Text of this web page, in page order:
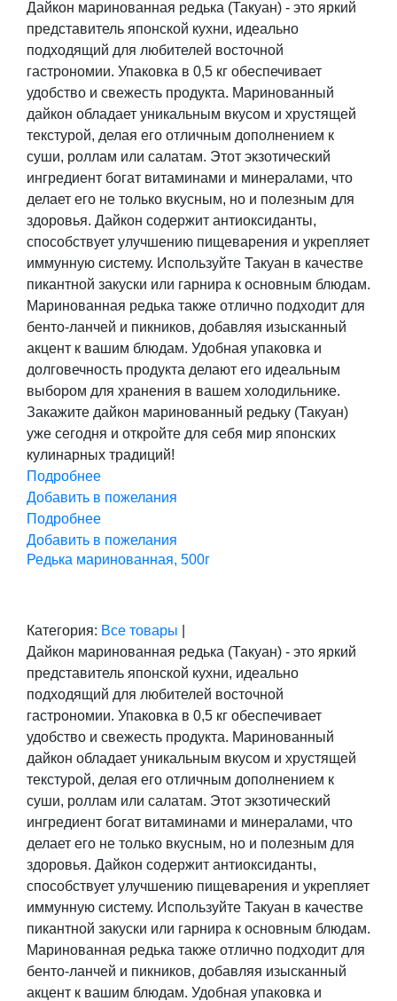
составляла
237,00 ₽.
190,00 ₽.
Дайкон маринованная редька (Такуан) - это яркий
представитель японской кухни, идеально
подходящий для любителей восточной
гастрономии. Упаковка в 0,5 кг обеспечивает
удобство и свежесть продукта. Маринованный
дайкон обладает уникальным вкусом и хрустящей
текстурой, делая его отличным дополнением к
суши, роллам или салатам. Этот экзотический
ингредиент богат витаминами и минералами, что
делает его не только вкусным, но и полезным для
здоровья. Дайкон содержит антиоксиданты,
способствует улучшению пищеварения и укрепляет
иммунную систему. Используйте Такуан в качестве
пикантной закуски или гарнира к основным блюдам.
Маринованная редька также отлично подходит для
бенто-ланчей и пикников, добавляя изысканный
акцент к вашим блюдам. Удобная упаковка и
долговечность продукта делают его идеальным
выбором для хранения в вашем холодильнике.
Закажите дайкон маринованный редьку (Такуан)
уже сегодня и откройте для себя мир японских
кулинарных традиций!
Подробнее
Добавить в пожелания
Подробнее
Добавить в пожелания
Редька маринованная, 500г
Категория: Все товары
Дайкон маринованная редька (Такуан) - это яркий
представитель японской кухни, идеально
подходящий для любителей восточной
гастрономии. Упаковка в 0,5 кг обеспечивает
удобство и свежесть продукта. Маринованный
дайкон обладает уникальным вкусом и хрустящей
текстурой, делая его отличным дополнением к
суши, роллам или салатам. Этот экзотический
ингредиент богат витаминами и минералами, что
делает его не только вкусным, но и полезным для
здоровья. Дайкон содержит антиоксиданты,
способствует улучшению пищеварения и укрепляет
иммунную систему. Используйте Такуан в качестве
пикантной закуски или гарнира к основным блюдам.
Маринованная редька также отлично подходит для
бенто-ланчей и пикников, добавляя изысканный
акцент к вашим блюдам. Удобная упаковка и